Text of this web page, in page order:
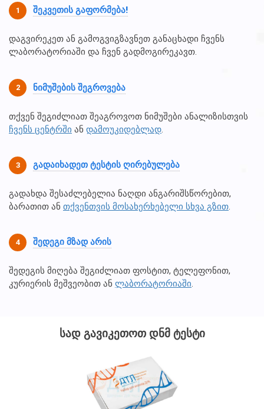
ᲨᲔᲙᲕᲔᲗᲘᲡ ᲒᲐᲤᲝᲠᲛᲔᲑᲐ!
დაგვირეკეთ ან გამოგვიგზავნეთ განაცხადი ჩვენს
ლაბორატორიაში და ჩვენ გადმოგირეკავთ.
ᲜᲘᲛᲣᲨᲔᲑᲘᲡ ᲨᲔᲒᲠᲝᲕᲔᲑᲐ
თქვენ შეგიძლიათ შეაგროვოთ ნიმუშები ანალიზისთვის
ჩვენს ცენტრში ან დამოუკიდებლად.
ᲒᲐᲓᲐᲘᲮᲐᲓᲔᲗ ᲢᲔᲡᲢᲘᲡ ᲦᲘᲠᲔᲑᲣᲚᲔᲑᲐ
გადახდა შესაძლებელია ნაღდი ანგარიშსწორებით,
ბარათით ან თქვენთვის მოსახერხებელი სხვა გზით.
ᲨᲔᲓᲔᲒᲘ ᲛᲖᲐᲓ ᲐᲠᲘᲡ
შედეგის მიღება შეგიძლიათ ფოსტით, ტელეფონით,
კურიერის მეშვეობით ან ლაბორატორიაში.
ᲡᲐᲓ ᲒᲐᲕᲘᲙᲔᲗᲝᲗ ᲓᲜᲛ ᲢᲔᲡᲢᲘ